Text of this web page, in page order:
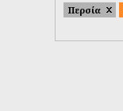
Περσία